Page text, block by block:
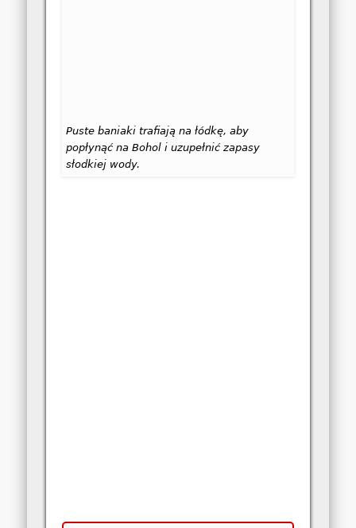
Puste baniaki trafiają na łódkę, aby
popłynąć na Bohol i uzupełnić zapasy
słodkiej wody.